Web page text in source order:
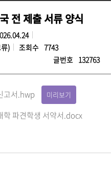
전 제출 서류 양식
) 조회수 7743
글번호 132763
고서.hwp 미리보기
파견학생 서약서.docx